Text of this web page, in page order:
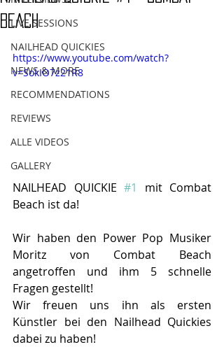
LIVE SESSIONS
NAILHEAD QUICKIES
NEWS & MORE
RECOMMENDATIONS
REVIEWS
ALLE VIDEOS
GALLERY
BEACH
https://www.youtube.com/watch?
v=SokIO7z21R8
NAILHEAD QUICKIE #1
mit Combat
Beach ist da!
Wir haben den Power Pop Musiker
Moritz von Combat Beach
angetroffen und ihm 5 schnelle
Fragen gestellt!
Wir freuen uns ihn als ersten
Künstler bei den Nailhead Quickies
dabei zu haben!